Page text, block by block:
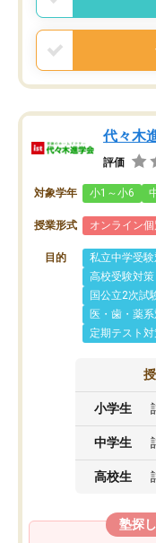
代々木
評価
対象学年 小1～小6
授業形式 オンライン
目的 私立中学受
高校受験対策
国公立2次試
医・歯・薬
定期テスト
小学生
中学生
高校生
塾探